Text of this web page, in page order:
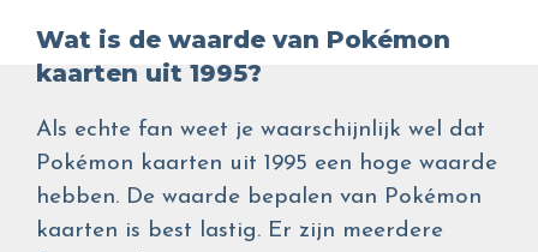
Wat is de waarde van Pokémon
kaarten uit 1995?
Als echte fan weet je waarschijnlijk wel dat
Pokémon kaarten uit 1995 een hoge waarde
hebben. De waarde bepalen van Pokémon
kaarten is best lastig. Er zijn meerdere